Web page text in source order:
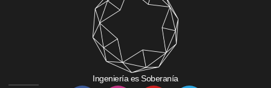
Ingeniería es Soberanía